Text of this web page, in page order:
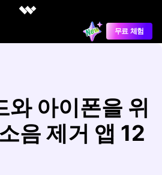
무료 체험
와 아이폰을 위
음 제거 앱 12